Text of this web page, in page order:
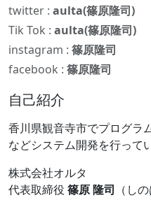
twitter : aulta(篠原隆司)
Tik Tok : aulta(篠原隆司)
instagram : 篠原隆司
facebook : 篠原隆司
自己紹介
香川県観音寺市でプログラ
などシステム開発を行って
株式会社オルタ
代表取締役 篠原 隆司 （し